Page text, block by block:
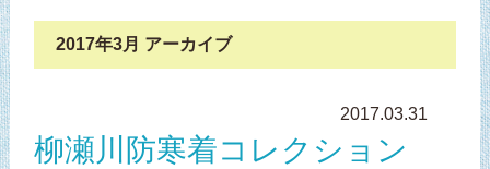
2017年3月 アーカイブ
2017.03.31
柳瀬川防寒着コレクション